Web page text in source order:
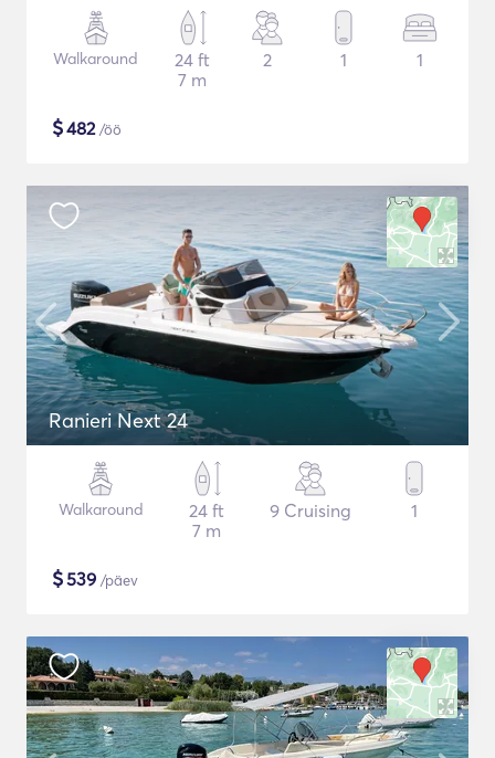
Walkaround
24 ft
7 m
2 1 1
$482/öö
Ranieri Next 24
Walkaround
24 ft
7 m
9 Cruising 1
$539 /päev